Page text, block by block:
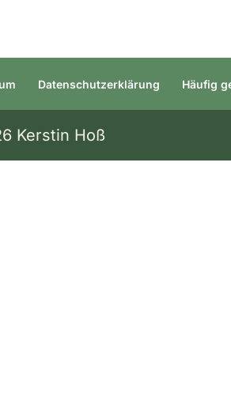
Datenschutzerklärung Häufig
Kerstin Hoß